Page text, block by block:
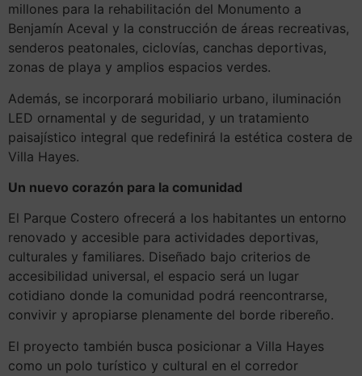
millones para la rehabilitación del Monumento a
Benjamín Aceval y la construcción de áreas recreativas,
senderos peatonales, ciclovías, canchas deportivas,
zonas de playa y amplios espacios verdes.
Además, se incorporará mobiliario urbano, iluminación
LED ornamental y de seguridad, y un tratamiento
paisajístico integral que redefinirá la estética costera de
Villa Hayes.
Un nuevo corazón para la comunidad
El Parque Costero ofrecerá a los habitantes un entorno
renovado y accesible para actividades deportivas,
culturales y familiares. Diseñado bajo criterios de
accesibilidad universal, el espacio será un lugar
cotidiano donde la comunidad podrá reencontrarse,
convivir y apropiarse plenamente del borde ribereño.
El proyecto también busca posicionar a Villa Hayes
como un polo turístico y cultural en el corredor